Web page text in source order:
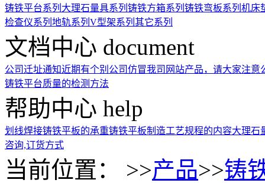
铸铁平台系列 大理石量具系列 铸铁方箱系列 铸铁弯板系列 机床
检查仪系列 地轨系列 V型架系列 其它系列
文档中心 document
公司迁址通知近期有个别公司仿冒我司网站产品，请大家注意
铸铁平台质量的检测方法
帮助中心 help
划线焊接铸铁平板的承重铸铁平板制造工艺规程的内容大理石
咨询,订货方式
当前位置： >>产品>>铸